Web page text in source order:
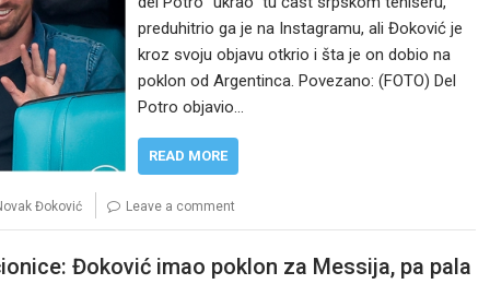
preduhitrio ga je na Instagramu, ali Đoković je
kroz svoju objavu otkrio i šta je on dobio na
poklon od Argentinca. Povezano: (FOTO) Del
Potro objavio…
READ MORE
Đoković Leave a comment
Đoković imao poklon za Messija, pa pala